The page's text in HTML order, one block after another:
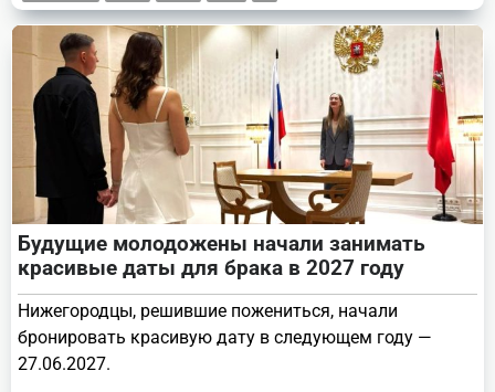
Будущие молодожены начали занимать
красивые даты для брака в 2027 году
Нижегородцы, решившие пожениться, начали
бронировать красивую дату в следующем году —
27.06.2027.